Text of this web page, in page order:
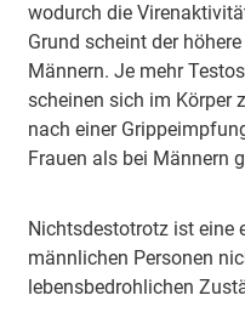
wodurch die
Grund scheint der
Männern. Je mehr
scheinen sich im Körper
nach einer
Frauen als bei Männern
Nichtsdestotrotz ist eine
männlichen Personen
lebensbedrohlichen